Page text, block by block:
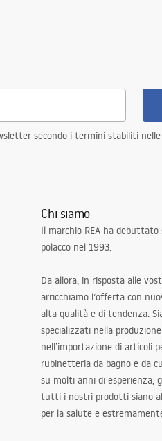
secondo i termini stabiliti
Chi siamo
Il marchio REA ha
polacco nel 1993.
Da allora, in risposta alle
arricchiamo l’offerta con
alta qualità e di tendenza.
specializzati nella
nell’importazione di articoli
rubinetteria da bagno e da
su molti anni di esperienza,
tutti i nostri prodotti siano
per la salute e